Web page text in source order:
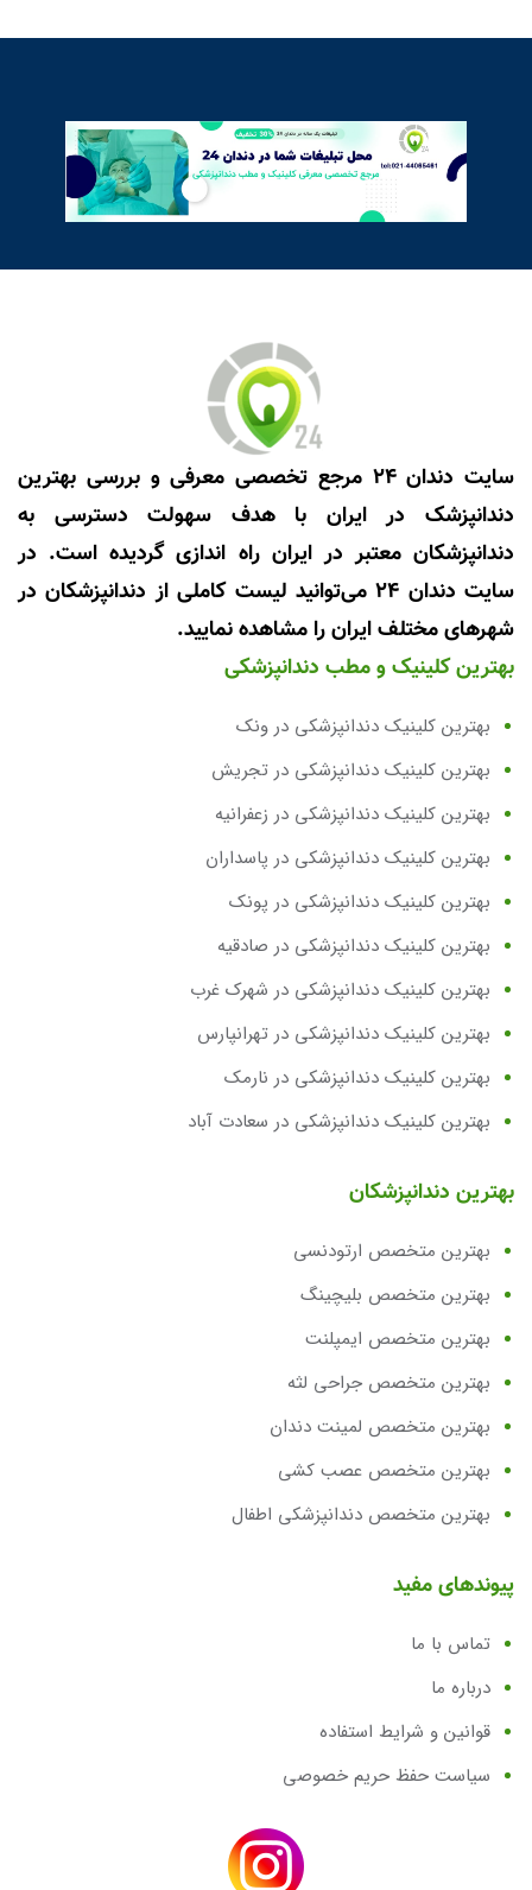
سایت دندان 24 مرجع تخصصی معرفی و بررسی بهترین
دندانپزشک در ایران با هدف سهولت دسترسی به
دندانپزشکان معتبر در ایران راه اندازی گردیده است. در
سایت دندان 24 می‌توانید لیست کاملی از دندانپزشکان در
شهرهای مختلف ایران را مشاهده نمایید.
بهترین کلینیک و مطب دندانپزشکی
بهترین کلینیک دندانپزشکی در ونک
بهترین کلینیک دندانپزشکی در تجریش
بهترین کلینیک دندانپزشکی در زعفرانیه
بهترین کلینیک دندانپزشکی در پاسداران
بهترین کلینیک دندانپزشکی در پونک
بهترین کلینیک دندانپزشکی در صادقیه
بهترین کلینیک دندانپزشکی در شهرک غرب
بهترین کلینیک دندانپزشکی در تهرانپارس
بهترین کلینیک دندانپزشکی در نارمک
بهترین کلینیک دندانپزشکی در سعادت آباد
بهترین دندانپزشکان
بهترین متخصص ارتودنسی
بهترین متخصص بلیچینگ
بهترین متخصص ایمپلنت
بهترین متخصص جراحی لثه
بهترین متخصص لمینت دندان
بهترین متخصص عصب کشی
بهترین متخصص دندانپزشکی اطفال
پیوندهای مفید
تماس با ما
درباره ما
قوانین و شرایط استفاده
سیاست حفظ حریم خصوصی